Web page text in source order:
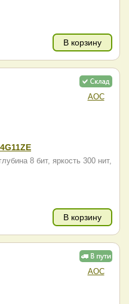
В корзину
AOC
8 бит, яркость 300 нит,
В корзину
AOC